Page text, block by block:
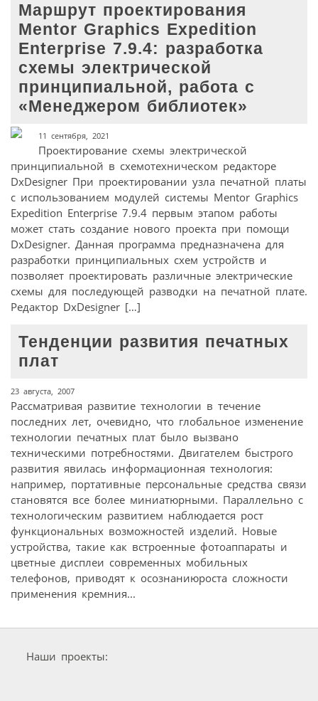
Маршрут проектирования
Mentor Graphics Expedition
Enterprise 7.9.4: разработка
схемы электрической
принципиальной, работа с
«Менеджером библиотек»
11 сентября, 2021
Проектирование схемы электрической
принципиальной в схемотехническом редакторе
DxDesigner При проектировании узла печатной платы
с использованием модулей системы Mentor Graphics
Expedition Enterprise 7.9.4 первым этапом работы
может стать создание нового проекта при помощи
DxDesigner. Данная программа предназначена для
разработки принципиальных схем устройств и
позволяет проектировать различные электрические
схемы для последующей разводки на печатной плате.
Редактор DxDesigner […]
Тенденции развития печатных
плат
23 августа, 2007
Рассматривая развитие технологии в течение
последних лет, очевидно, что глобальное изменение
технологии печатных плат было вызвано
техническими потребностями. Двигателем быстрого
развития явилась информационная технология:
например, портативные персональные средства связи
становятся все более миниатюрными. Параллельно с
технологическим развитием наблюдается рост
функциональных возможностей изделий. Новые
устройства, такие как встроенные фотоаппараты и
цветные дисплеи современных мобильных
телефонов, приводят к осознаниюроста сложности
применения кремния...
Наши проекты: